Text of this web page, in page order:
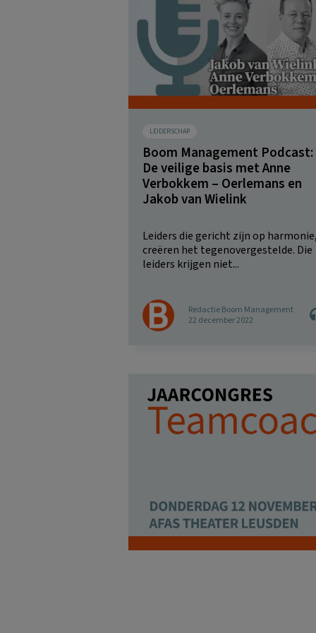
LEIDERSCHAP
Boom Management Podcast:
De veilige basis met Anne
Verbokkem – Oerlemans en
Jakob van Wielink
Leiders die gericht zijn op
creëren het tegenovergestelde. Die
leiders krijgen niet...
Redactie Boom Management
22 december 2022